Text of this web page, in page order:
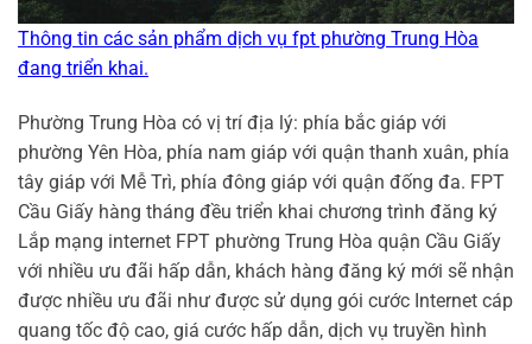
Thông tin các sản phẩm dịch vụ fpt phường Trung Hòa
đang triển khai.
Phường Trung Hòa có vị trí địa lý: phía bắc giáp với
phường Yên Hòa, phía nam giáp với quận thanh xuân, phía
tây giáp với Mễ Trì, phía đông giáp với quận đống đa. FPT
Cầu Giấy hàng tháng đều triển khai chương trình đăng ký
Lắp mạng internet FPT phường Trung Hòa quận Cầu Giấy
với nhiều ưu đãi hấp dẫn, khách hàng đăng ký mới sẽ nhận
được nhiều ưu đãi như được sử dụng gói cước Internet cáp
quang tốc độ cao, giá cước hấp dẫn, dịch vụ truyền hình